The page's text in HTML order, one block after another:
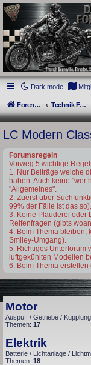
DAS FORUM! Alles rund
die New Bonneville
Scrambler, Bobber, Speed
und Speedmaster.
Dark mode
Foren-Übersicht Technik Forum
LC Modern
Forumsregeln
Vorweg 5 wichtige
1. Nur Beiträge welche
haben. Auch keine "wer
"Allgemeines".
2. Zuerst über
99% der Fälle ist das so).
3. Keine Plauderei oder
Reifenfragen (gibts
4. Beim Thema bleiben,
Smiley-Umgang).
5. Richtiges Unterforum
luftgekühlten Modellen
6. Beim Thema
Motor
Auspuff / Getriebe /
Themen: 17
Elektrik
Batterie / Lichtanlage /
Themen: 18